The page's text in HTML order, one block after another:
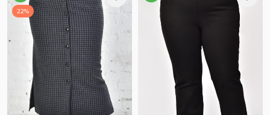
22%